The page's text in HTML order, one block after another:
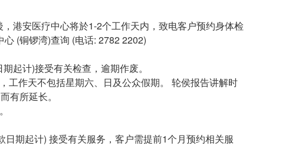
港安医疗中心将於1-2个工作天内，致电客户预约身体检
(铜锣湾)查询 (电话: 2782 2202)
起计)接受有关检查，逾期作废。
工作天不包括星期六、日及公众假期。 轮侯报告讲解时
有所延长。
期起计) 接受有关服务，客户需提前1个月预约相关服